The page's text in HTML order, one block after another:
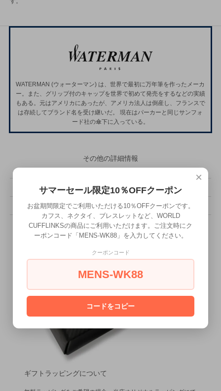
WATERMAN (ウォーターマン) は、世界で最初に万年筆を作ったメーカ
ー。また、グリップ付のキャップを世界で初めて発売をするなどの実績
もある。元はアメリカにあったが、アメリカ法人は倒産し、フランスで
は存続してブランド名を受け継いだ。 現在はパーカーと同じサンフォ
ード社の傘下に入っている。
その他の詳細情報
販売価格 11,000円(税込)
型番 MSX-3205
ギフトラッピングについて
×
サマーセール限定10％OFFクーポン
お盆期間限定でご利用いただける10％OFFクーポンです。
カフス、ネクタイ、ブレスレットなど、WORLD
CUFFLINKSの商品にご利用いただけます。ご注文時にク
ーポンコード「MENS-WK88」を入力してください。
クーポンコード
MENS-WK88
コードをコピー